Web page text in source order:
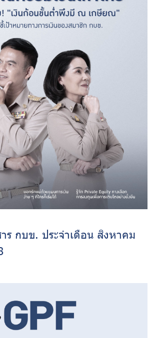
าร กบข. ประจำเดือน สิงหาคม